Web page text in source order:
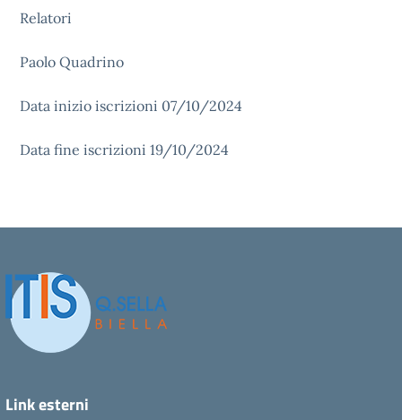
Relatori
Paolo Quadrino
Data inizio iscrizioni 07/10/2024
Data fine iscrizioni 19/10/2024
Link esterni